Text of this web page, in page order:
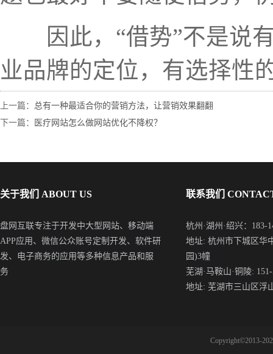
因此，“借势”不是说有
业品牌的定位，有选择性
上一篇： 总有一种最适合你的营销方法，让营销效果翻翻
下一篇：
医疗网站怎么做网站优化不降权？
关于我们 ABOUT US
盘网互联专注于开发中大型网站、移动端
APP应用、微信公众账号定制开发、软件研
发、电子商务的应用等多种信息产品和服
务
联系我们
杭州·湖州·绍兴：183-
地址: 杭州市下城区华
园)3幢
芜湖·马鞍山·铜陵:
地址: 芜湖市三山区浮
Copyright©2013-